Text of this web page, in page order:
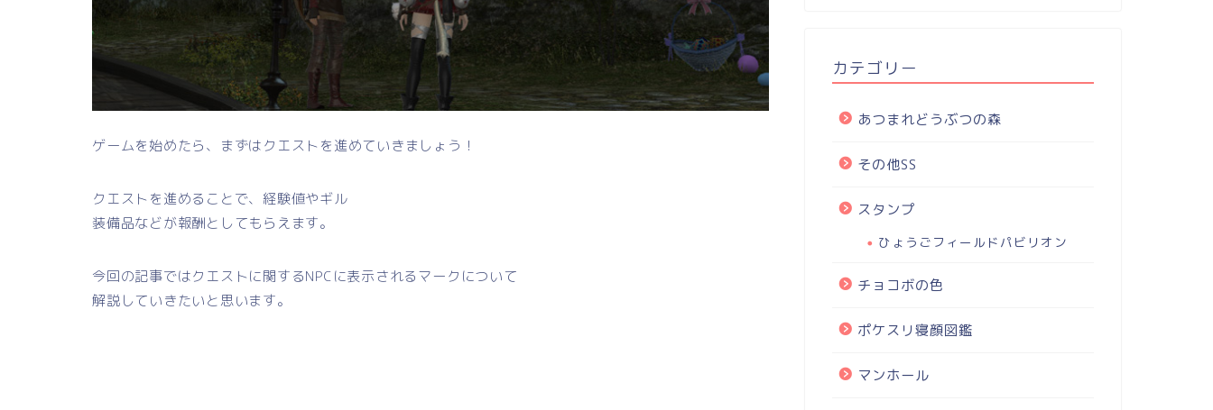
ゲームを始めたら、まずはクエストを進めていきましょう！
クエストを進めることで、経験値やギル
装備品などが報酬としてもらえます。
今回の記事ではクエストに関するNPCに表示されるマークについて
解説していきたいと思います。
カテゴリー
あつまれどうぶつの森
その他SS
スタンプ
ひょうごフィールドパビリオン
チョコボの色
ポケスリ寝顔図鑑
マンホール